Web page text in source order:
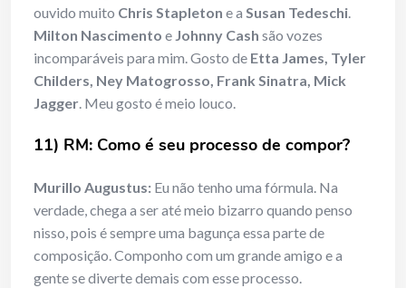
ouvido muito Chris Stapleton e a Susan Tedeschi.
Milton Nascimento e Johnny Cash são vozes
incomparáveis para mim. Gosto de Etta James, Tyler
Childers, Ney Matogrosso, Frank Sinatra, Mick
Jagger. Meu gosto é meio louco.
11) RM: Como é seu processo de compor?
Murillo Augustus: Eu não tenho uma fórmula. Na
verdade, chega a ser até meio bizarro quando penso
nisso, pois é sempre uma bagunça essa parte de
composição. Componho com um grande amigo e a
gente se diverte demais com esse processo.